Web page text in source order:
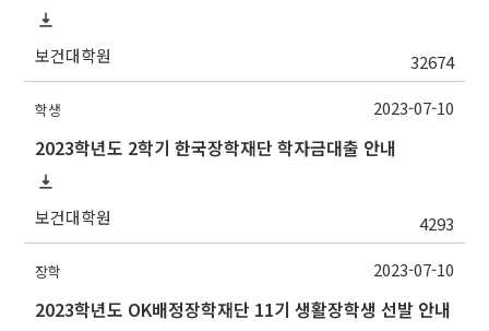
보건대학원 32674
학생
2023학년도 2학기 한국장학재단 학자금대출 안내
보건대학원 4293
2023-07-10
장학
2023학년도 OK배정장학재단 11기 생활장학생 선발 안내
2023-07-10